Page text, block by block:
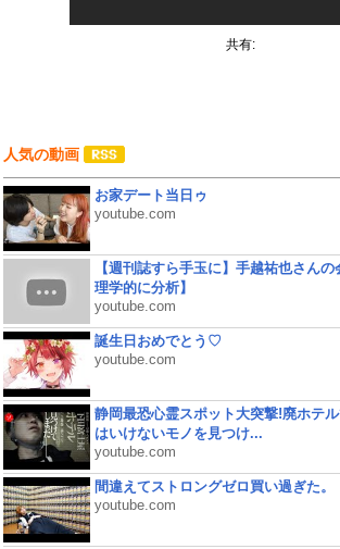
共有:
人気の動画
お家デート当日ゥ
youtube.com
【週刊誌すら手玉に】手越祐也さんの
理学的に分析】
youtube.com
誕生日おめでとう♡
youtube.com
静岡最恐心霊スポット大突撃!廃ホテ
はいけないモノを見つけ...
youtube.com
間違えてストロングゼロ買い過ぎた。
youtube.com